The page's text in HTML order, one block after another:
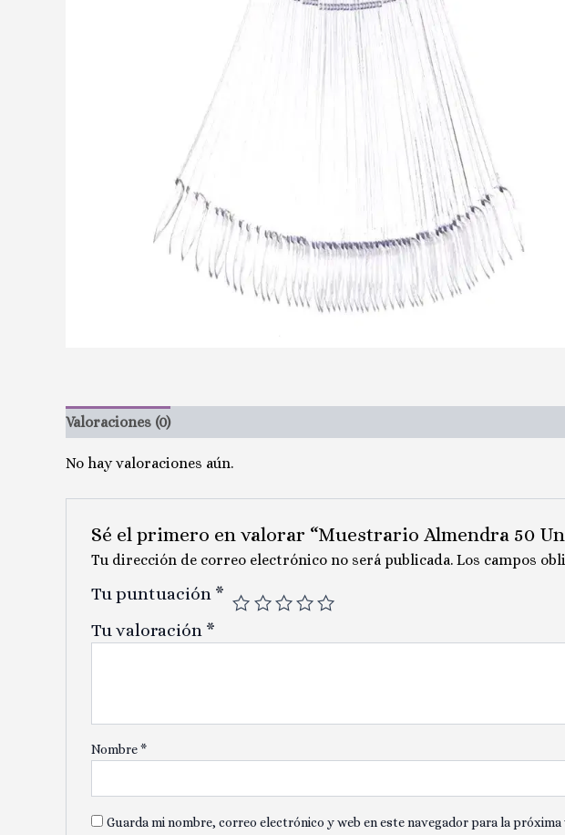
Valoraciones (0)
No hay valoraciones aún.
Sé el primero en valorar “Muestrario Almendra 50
Tu dirección de correo electrónico no será publicada. Los campos
Tu puntuación *
Tu valoración *
Nombre*
Guarda mi nombre, correo electrónico y web en este navegador para la próxima